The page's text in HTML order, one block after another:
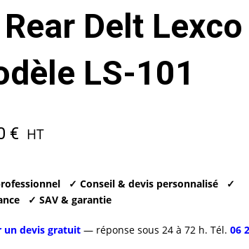
Delt Lexco
LS-101
€ HT
✓ Conseil & devis personnalisé
✓
✓ SAV & garantie
un devis gratuit— réponse sous 24 à 72 h. Tél. 06